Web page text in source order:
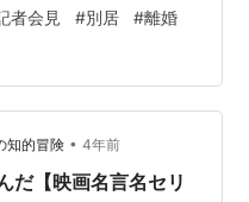
だこだった木村晋介弁
ョン副社長（当時）で
臨んだ多岐川裕美は、
多岐川は、この日から
、妻子ある阿知波氏
対を押…
者会見 #別居 #離婚
知的冒険 • 4年前
だ【映画名言名セリ